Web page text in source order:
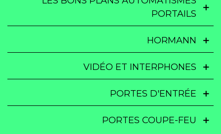
PORTAILS
HORMANN
VIDÉO ET INTERPHONES
PORTES D'ENTRÉE
PORTES COUPE-FEU